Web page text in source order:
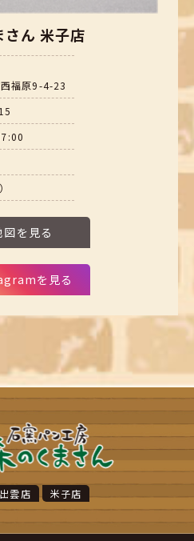
さん 米子店
福原9-4-23
図を見る
を見る
出雲店 米子店